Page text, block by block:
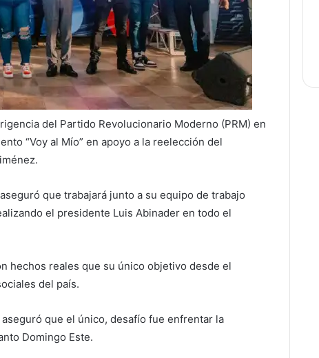
del Partido Revolucionario Moderno (PRM) en
“Voy al Mío” en apoyo a la reelección del
que trabajará junto a su equipo de trabajo
el presidente Luis Abinader en todo el
hechos reales que su único objetivo desde el
del país.
que el único, desafío fue enfrentar la
Domingo Este.